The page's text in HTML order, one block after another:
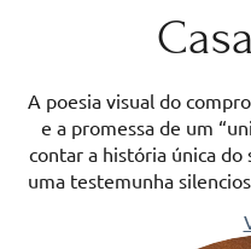
A poesia visual do
e a promessa de um
contar a história única do
uma testemunha